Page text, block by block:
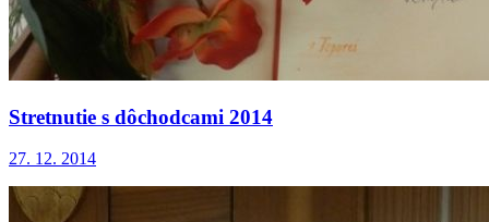
Stretnutie s dôchodcami 2014
27. 12. 2014